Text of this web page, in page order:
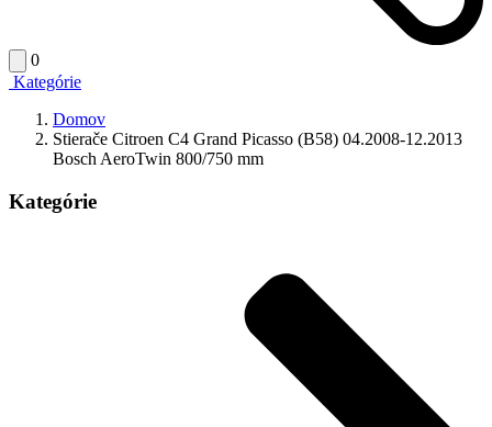
0
Kategórie
Domov
Stierače Citroen C4 Grand Picasso (B58) 04.2008-12.2013
Bosch AeroTwin 800/750 mm
Kategórie